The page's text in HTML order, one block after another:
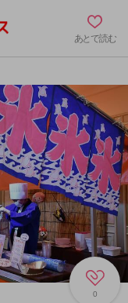
あとで読む
0